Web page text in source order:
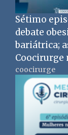
Sétimo
debate
bariátrica;
Coocirurge
coocirurge